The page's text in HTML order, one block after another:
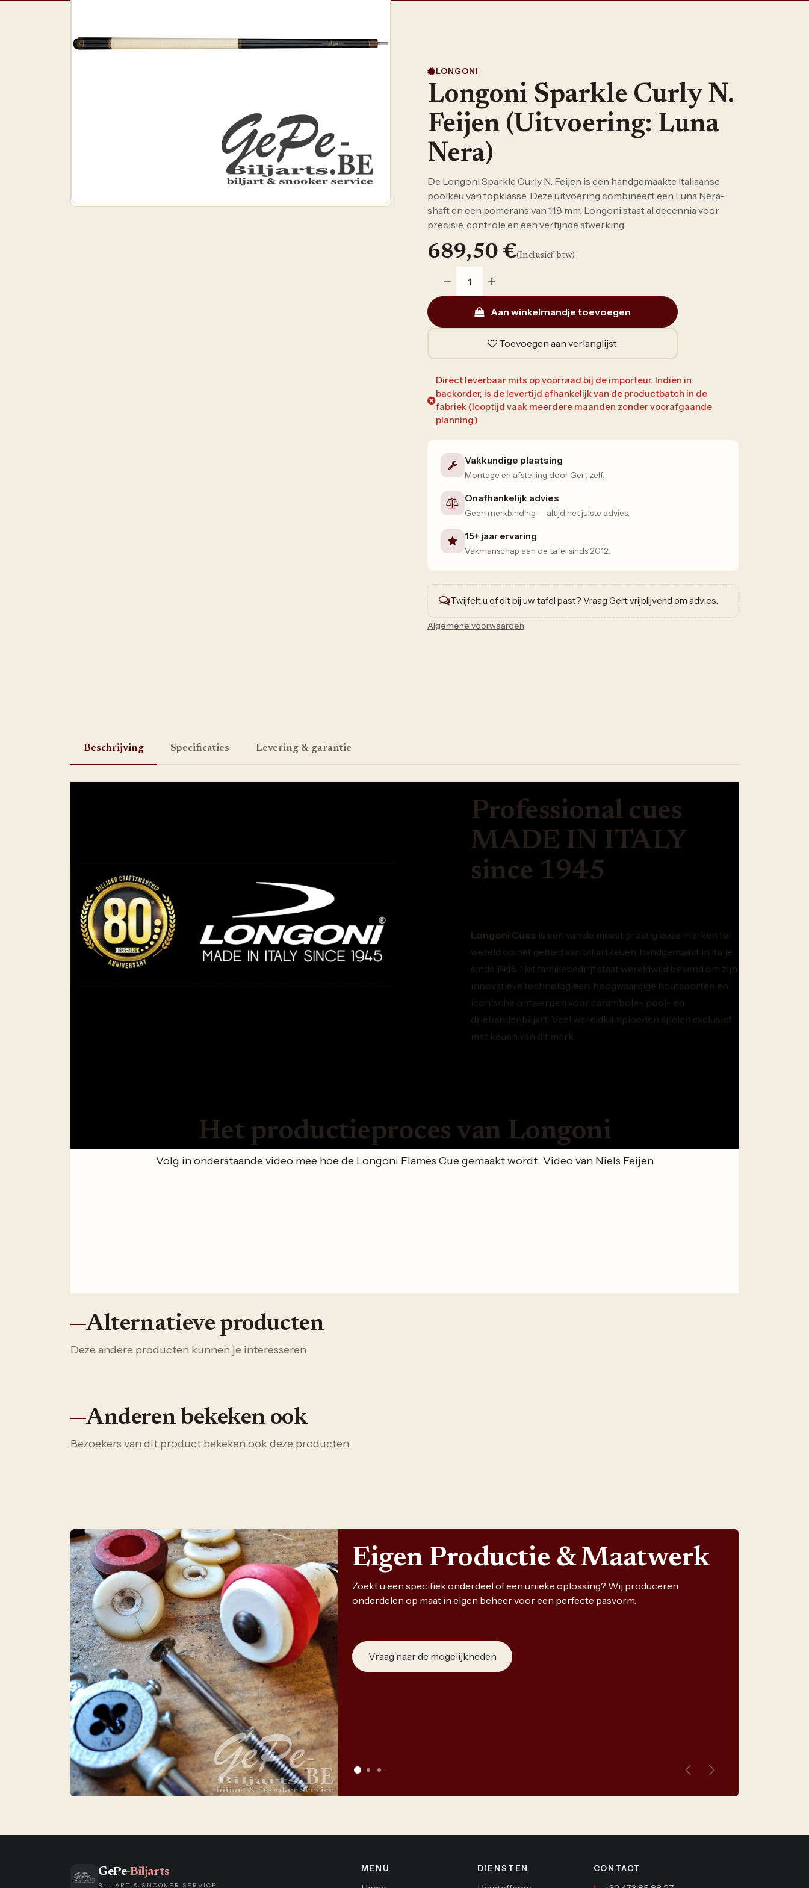
LONGONI
Longoni Sparkle Curly N.
Feijen (Uitvoering: Luna
Nera)
De Longoni Sparkle Curly N. Feijen is een handgemaakte Italiaanse
poolkeu van topklasse. Deze uitvoering combineert een Luna Nera-
shaft en een pomerans van 11.8 mm. Longoni staat al decennia voor
precisie, controle en een verfijnde afwerking.
Aan winkelmandje toevoegen
Toevoegen aan verlanglijst
689,50 €(Inclusief btw)
Direct leverbaar mits op voorraad bij de importeur. Indien in
backorder, is de levertijd afhankelijk van de productbatch in de
fabriek (looptijd vaak meerdere maanden zonder voorafgaande
planning)
Vakkundige plaatsing
Montage en afstelling door Gert zelf.
Onafhankelijk advies
Geen merkbinding — altijd het juiste advies.
15+ jaar ervaring
Vakmanschap aan de tafel sinds 2012.
Twijfelt u of dit bij uw tafel past? Vraag Gert vrijblijvend om advies.
Algemene voorwaarden
Beschrijving Specificaties Levering & garantie
Professional cues
MADE IN ITALY
since 1945
Longoni Cues is een van de meest prestigieuze merken ter
wereld op het gebied van biljartkeuen, handgemaakt in Italië
sinds 1945. Het familiebedrijf staat wereldwijd bekend om zijn
innovatieve technologieën, hoogwaardige houtsoorten en
iconische ontwerpen voor carambole-, pool- en
driebandenbiljart. Veel wereldkampioenen spelen exclusief
met keuen van dit merk.
Het productieproces van Longoni
Volg in onderstaande video mee hoe de Longoni Flames Cue gemaakt wordt. Video van Niels Feijen
Alternatieve producten
Deze andere producten kunnen je interesseren
Anderen bekeken ook
Bezoekers van dit product bekeken ook deze producten
Eigen Productie & Maatwerk
Zoekt u een specifiek onderdeel of een unieke oplossing? Wij produceren
onderdelen op maat in eigen beheer voor een perfecte pasvorm.
Vraag naar de mogelijkheden
VorigeVolgende
GePe-Biljarts
BILJART & SNOOKER SERVICE
MENU DIENSTEN CONTACT